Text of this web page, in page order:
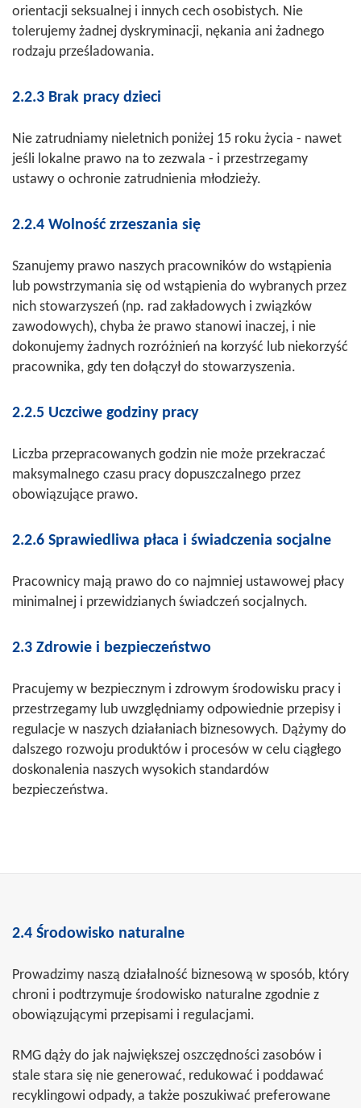
orientacji seksualnej i innych cech osobistych. Nie
tolerujemy żadnej dyskryminacji, nękania ani żadnego
rodzaju prześladowania.
2.2.3 Brak pracy dzieci
Nie zatrudniamy nieletnich poniżej 15 roku życia - nawet
jeśli lokalne prawo na to zezwala - i przestrzegamy
ustawy o ochronie zatrudnienia młodzieży.
2.2.4 Wolność zrzeszania się
Szanujemy prawo naszych pracowników do wstąpienia
lub powstrzymania się od wstąpienia do wybranych przez
nich stowarzyszeń (np. rad zakładowych i związków
zawodowych), chyba że prawo stanowi inaczej, i nie
dokonujemy żadnych rozróżnień na korzyść lub niekorzyść
pracownika, gdy ten dołączył do stowarzyszenia.
2.2.5 Uczciwe godziny pracy
Liczba przepracowanych godzin nie może przekraczać
maksymalnego czasu pracy dopuszczalnego przez
obowiązujące prawo.
2.2.6 Sprawiedliwa płaca i świadczenia socjalne
Pracownicy mają prawo do co najmniej ustawowej płacy
minimalnej i przewidzianych świadczeń socjalnych.
2.3 Zdrowie i bezpieczeństwo
Pracujemy w bezpiecznym i zdrowym środowisku pracy i
przestrzegamy lub uwzględniamy odpowiednie przepisy i
regulacje w naszych działaniach biznesowych. Dążymy do
dalszego rozwoju produktów i procesów w celu ciągłego
doskonalenia naszych wysokich standardów
bezpieczeństwa.
2.4 Środowisko naturalne
Prowadzimy naszą działalność biznesową w sposób, który
chroni i podtrzymuje środowisko naturalne zgodnie z
obowiązującymi przepisami i regulacjami.
RMG dąży do jak największej oszczędności zasobów i
stale stara się nie generować, redukować i poddawać
recyklingowi odpady, a także poszukiwać preferowane